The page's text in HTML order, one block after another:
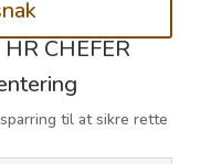
CHEFER
til at sikre rette